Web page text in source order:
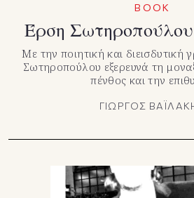
BOOK
Έρση Σωτηροπούλου
Με την ποιητική και
Σωτηροπούλου εξερευνά τη
πένθος και την
ΓΙΩΡΓΟΣ